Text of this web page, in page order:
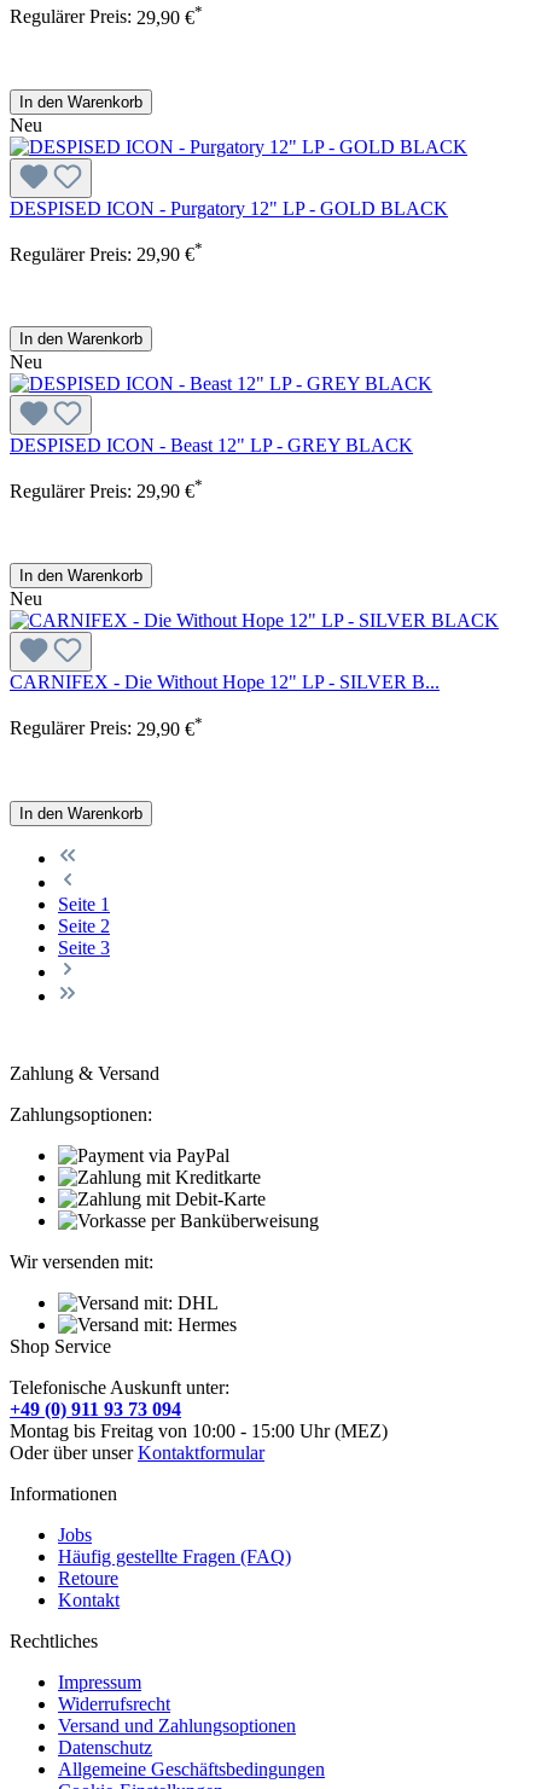
Regulärer Preis: 29,90 €*
In den Warenkorb
Neu
DESPISED ICON - Purgatory 12" LP - GOLD BLACK
Regulärer Preis: 29,90 €*
In den Warenkorb
Neu
DESPISED ICON - Beast 12" LP - GREY BLACK
Regulärer Preis: 29,90 €*
In den Warenkorb
Neu
CARNIFEX - Die Without Hope 12" LP - SILVER B...
Regulärer Preis: 29,90 €*
In den Warenkorb
Seite 1
Seite 2
Seite 3
Zahlung & Versand
Zahlungsoptionen:
Wir versenden mit:
Shop Service
Telefonische Auskunft unter:
+49 (0) 911 93 73 094
Montag bis Freitag von 10:00 - 15:00 Uhr (MEZ)
Oder über unserKontaktformular
Informationen
Jobs
Häufig gestellte Fragen (FAQ)
Retoure
Kontakt
Rechtliches
Impressum
Widerrufsrecht
Versand und Zahlungsoptionen
Datenschutz
Allgemeine Geschäftsbedingungen